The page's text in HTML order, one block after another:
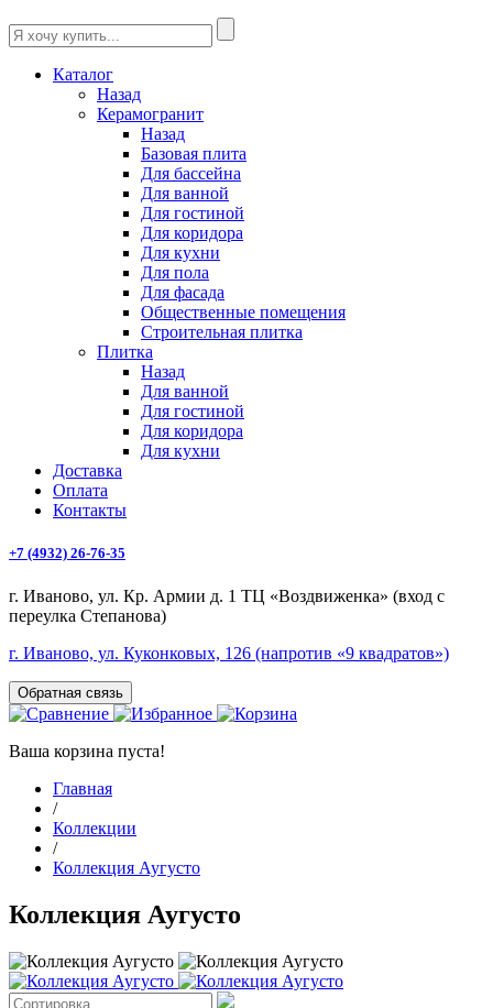
Каталог
Назад
Керамогранит
Назад
Базовая плита
Для бассейна
Для ванной
Для гостиной
Для коридора
Для кухни
Для пола
Для фасада
Общественные помещения
Строительная плитка
Плитка
Назад
Для ванной
Для гостиной
Для коридора
Для кухни
Доставка
Оплата
Контакты
+7 (4932) 26-76-35
г. Иваново, ул. Кр. Армии д. 1 ТЦ «Воздвиженка» (вход с
переулка Степанова)
г. Иваново, ул. Куконковых, 126 (напротив «9 квадратов»)
Обратная связь
Ваша корзина пуста!
Главная
/
Коллекции
/
Коллекция Аугусто
Коллекция Аугусто